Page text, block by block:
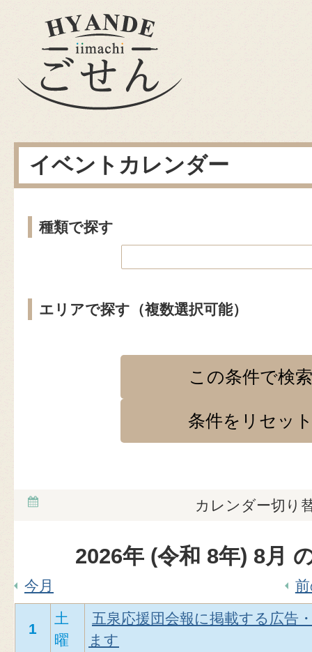
イベントカレンダー
種類で探す
エリアで探す（複数選択可能）
カレンダー切り
2026年 (令和 8年) 8月
今月
1
土
曜
五泉応援団会報に掲載する広告
ます